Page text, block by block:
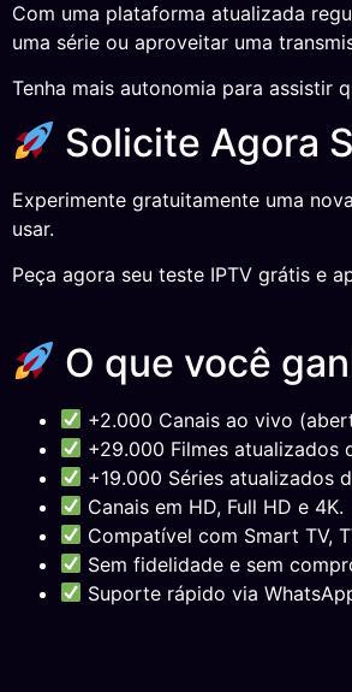
Com uma plataforma atualizada
uma série ou aproveitar uma
Tenha mais autonomia para assistir
Solicite Agora
Experimente gratuitamente uma
usar.
Peça agora seu teste IPTV grátis e
O que você
+2.000 Canais ao vivo
+29.000 Filmes atualizados
+19.000 Séries atualizados
Canais em HD, Full HD e 4K.
Compatível com Smart TV,
Sem fidelidade e sem
Suporte rápido via